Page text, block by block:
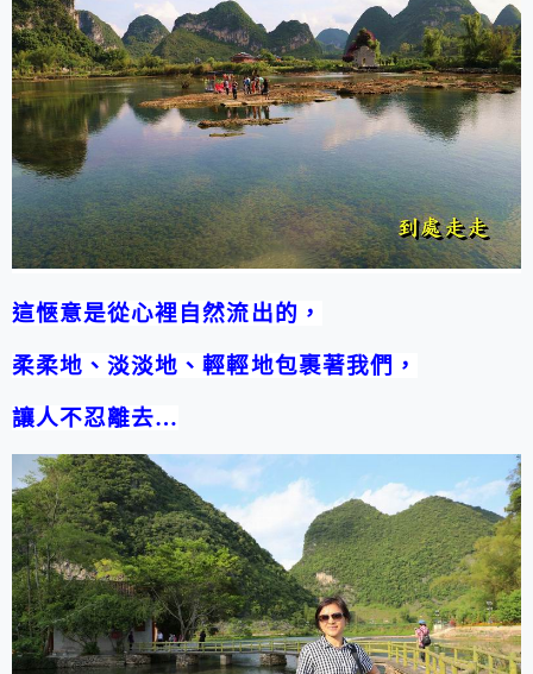
這愜意是從心裡自然流出的，
柔柔地、淡淡地、輕輕地包裹著我們，
讓人不忍離去…